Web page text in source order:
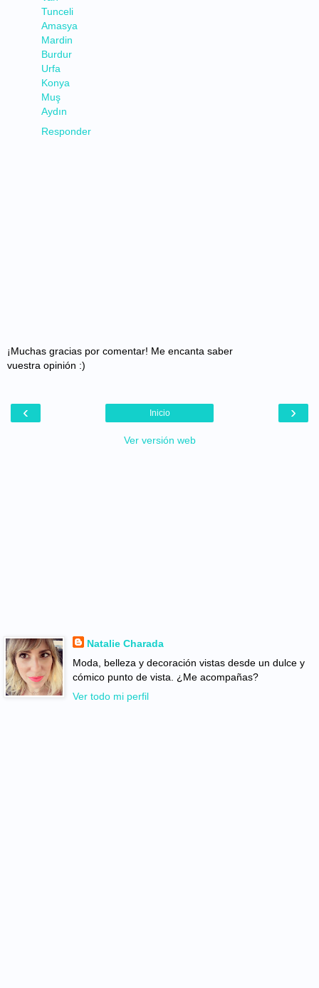
Tunceli
Amasya
Mardin
Burdur
Urfa
Konya
Muş
Aydın
Responder
¡Muchas gracias por comentar! Me encanta saber
vuestra opinión :)
‹ ›
Inicio
Ver versión web
Natalie Charada
Moda, belleza y decoración vistas desde un dulce y
cómico punto de vista. ¿Me acompañas?
Ver todo mi perfil